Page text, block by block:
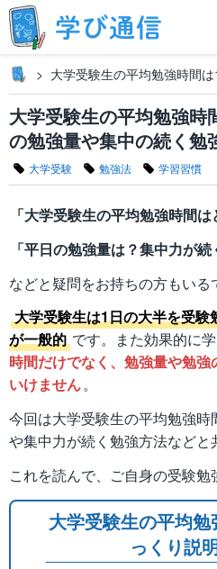
大学受験生の平均勉強時間
大学受験生の平均勉強時
の勉強量や集中の続く勉
大学受験 勉強法 学習習慣
「大学受験生の平均勉強時間は
「平日の勉強量は？集中力が
などと疑問をお持ちの方もいる
大学受験生は1日の大半を受
が一般的 です。また効果的に
時間だけでなく、勉強量や勉
いけません。
今回は大学受験生の平均勉強
や集中力が続く勉強方法などと
これを読んで、ご自身の受験勉
大学受験生の平均
っくり説